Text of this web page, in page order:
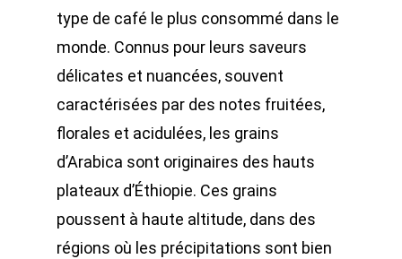
type de café le plus consommé dans le
monde. Connus pour leurs saveurs
délicates et nuancées, souvent
caractérisées par des notes fruitées,
florales et acidulées, les grains
d’Arabica sont originaires des hauts
plateaux d’Éthiopie. Ces grains
poussent à haute altitude, dans des
régions où les précipitations sont bien